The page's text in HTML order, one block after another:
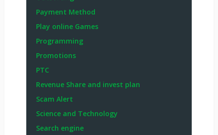
Payment Method
Play online Games
Programming
Promotions
PTC
Revenue Share and invest plan
Scam Alert
Science and Technology
Search engine